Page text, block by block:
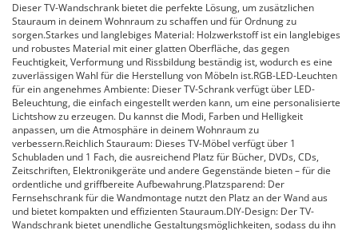
Dieser TV-Wandschrank bietet die perfekte Lösung, um zusätzlichen
Stauraum in deinem Wohnraum zu schaffen und für Ordnung zu
sorgen.Starkes und langlebiges Material: Holzwerkstoff ist ein langlebiges
und robustes Material mit einer glatten Oberfläche, das gegen
Feuchtigkeit, Verformung und Rissbildung beständig ist, wodurch es eine
zuverlässigen Wahl für die Herstellung von Möbeln ist.RGB-LED-Leuchten
für ein angenehmes Ambiente: Dieser TV-Schrank verfügt über LED-
Beleuchtung, die einfach eingestellt werden kann, um eine personalisierte
Lichtshow zu erzeugen. Du kannst die Modi, Farben und Helligkeit
anpassen, um die Atmosphäre in deinem Wohnraum zu
verbessern.Reichlich Stauraum: Dieses TV-Möbel verfügt über 1
Schubladen und 1 Fach, die ausreichend Platz für Bücher, DVDs, CDs,
Zeitschriften, Elektronikgeräte und andere Gegenstände bieten – für die
ordentliche und griffbereite Aufbewahrung.Platzsparend: Der
Fernsehschrank für die Wandmontage nutzt den Platz an der Wand aus
und bietet kompakten und effizienten Stauraum.DIY-Design: Der TV-
Wandschrank bietet unendliche Gestaltungsmöglichkeiten, sodass du ihn